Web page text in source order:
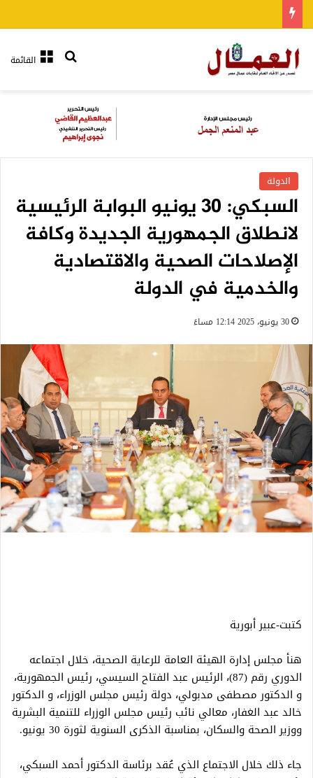
القائمةبحث عن
الدولة
السبكي: 30 يونيو البوابة الرئيسية
لانطلاق الجمهورية الجديدة وكافة
الإصلاحات الصحية والاقتصادية
والخدمية في الدولة
30 يونيو، 2025 12:14 مساءً
كتبت-عبير أبورية
هنأ مجلس إدارة الهيئة العامة للرعاية الصحية، خلال اجتماعه
الدوري رقم (87)، الرئيس عبد الفتاح السيسي، رئيس الجمهورية،
و الدكتور مصطفى مدبولي، دولة رئيس مجلس الوزراء، و الدكتور
خالد عبد الغفار، معالي نائب رئيس مجلس الوزراء للتنمية البشرية
ووزير الصحة والسكان، بمناسبة الذكرى السنوية لثورة 30 يونيو.
جاء ذلك خلال الاجتماع الذي عُقد برئاسة الدكتور أحمد السبكي،